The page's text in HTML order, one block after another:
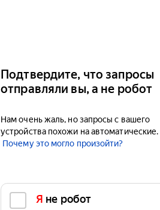
Подтвердите, что запросы
отправляли вы, а не робот
Нам очень жаль, но запросы с вашего
устройства похожи на автоматические.
Почему это могло произойти?
Я не робот